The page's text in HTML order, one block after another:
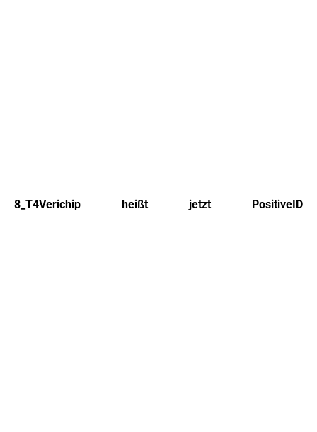
8_T4Verichip heißt jetzt PositiveID